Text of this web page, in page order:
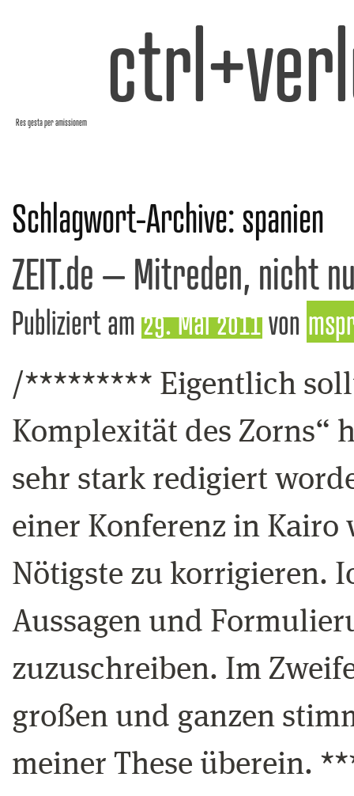
Res gesta per amissionem
Schlagwort-Archive:spanien
ZEIT.de – Mitreden, nicht
Publiziert am 29. Mai 2011von
/********* Eigentlich
Komplexität des Zorns“
sehr stark redigiert
einer Konferenz in
Nötigste zu korrigieren.
Aussagen und
zuzuschreiben. Im
großen und ganzen
meiner These überein.